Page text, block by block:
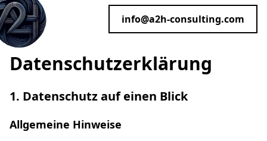
info@a2h-consulting.com
Datenschutz­erklärung
1. Datenschutz auf einen Blick
Allgemeine Hinweise